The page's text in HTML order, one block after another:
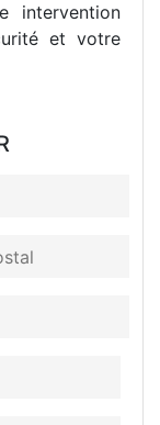
intervention
et votre